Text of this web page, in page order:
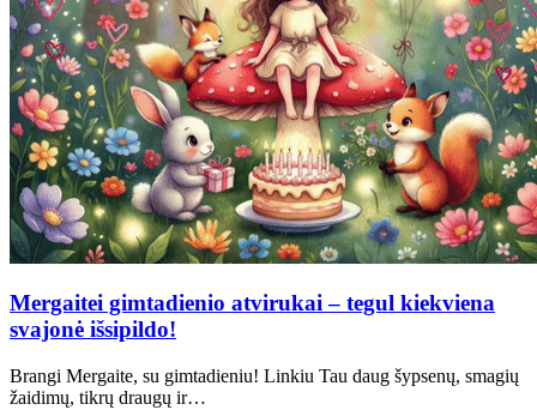
Mergaitei gimtadienio atvirukai – tegul kiekviena
svajonė išsipildo!
Brangi Mergaite, su gimtadieniu! Linkiu Tau daug šypsenų, smagių
žaidimų, tikrų draugų ir…